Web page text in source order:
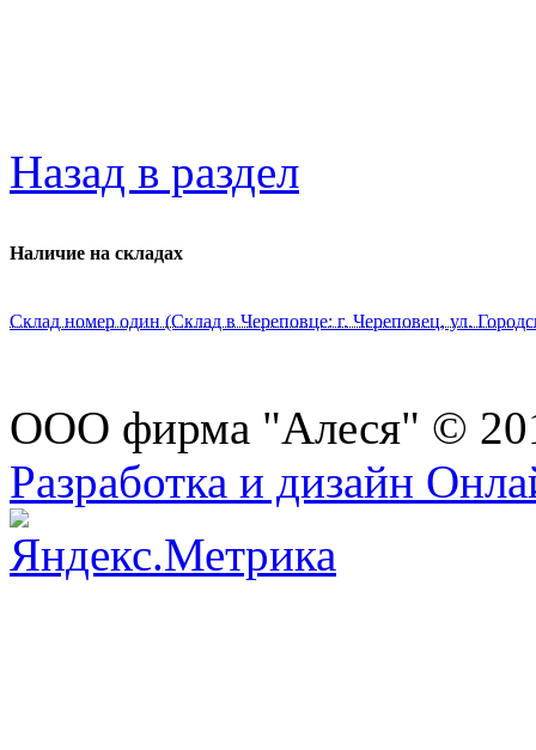
Назад в раздел
Наличие на складах
Склад номер один (Склад в Череповце: г. Череповец, ул.
ООО фирма "Алеся" ©
Разработка и дизайн